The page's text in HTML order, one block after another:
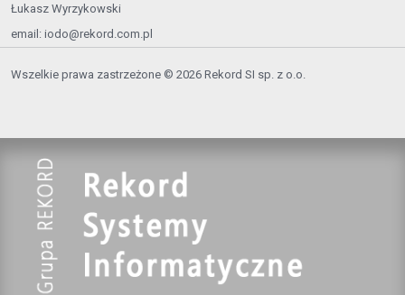
Łukasz Wyrzykowski
email: iodo@rekord.com.pl
Wszelkie prawa zastrzeżone © 2026 Rekord SI sp. z o.o.